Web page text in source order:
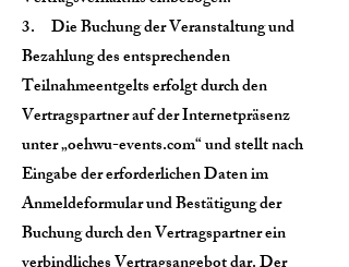
3. Die Buchung der Veranstaltung und
Bezahlung des entsprechenden
Teilnahmeentgelts erfolgt durch den
Vertragspartner auf der Internetpräsenz
unter „oehwu-events.com“ und stellt nach
Eingabe der erforderlichen Daten im
Anmeldeformular und Bestätigung der
Buchung durch den Vertragspartner ein